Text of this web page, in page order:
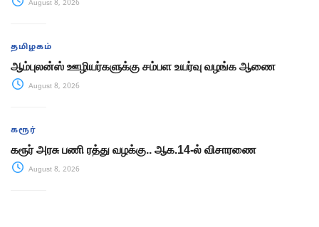
August 8, 2026
தமிழகம்
ஆம்புலன்ஸ் ஊழியர்களுக்கு சம்பள உயர்வு வழங்க ஆணை
August 8, 2026
கரூர்
கரூர் அரசு பணி ரத்து வழக்கு.. ஆக.14-ல் விசாரணை
August 8, 2026